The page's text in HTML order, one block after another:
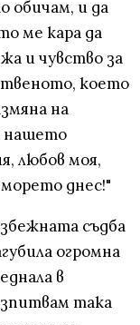
обичам, и да
ме кара да
и чувство за
което
на
нашето
любов моя,
днес!"
съдба
огромна
в
така